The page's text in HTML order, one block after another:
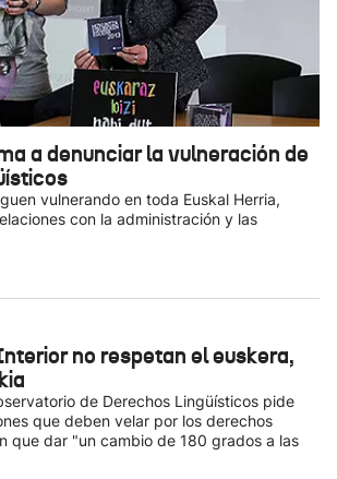
a denunciar la vulneración de
vulnerando en toda Euskal Herria,
con la administración y las
no respetan el euskera,
de Derechos Lingüísticos pide
que deben velar por los derechos
que dar "un cambio de 180 grados a las